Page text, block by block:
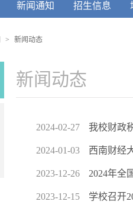
新闻通知 招生信息
> 新闻动态
新闻动态
2024-02-27 我校财政
2024-01-03 西南财经
2023-12-26 2024年全
2023-12-15 学校召开